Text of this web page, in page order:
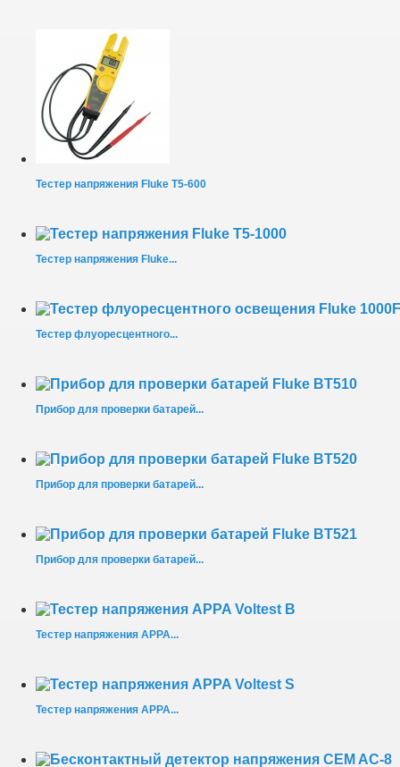
Тестер напряжения Fluke T5-600
Тестер напряжения Fluke...
Тестер флуоресцентного...
Прибор для проверки батарей...
Прибор для проверки батарей...
Прибор для проверки батарей...
Тестер напряжения APPA...
Тестер напряжения APPA...